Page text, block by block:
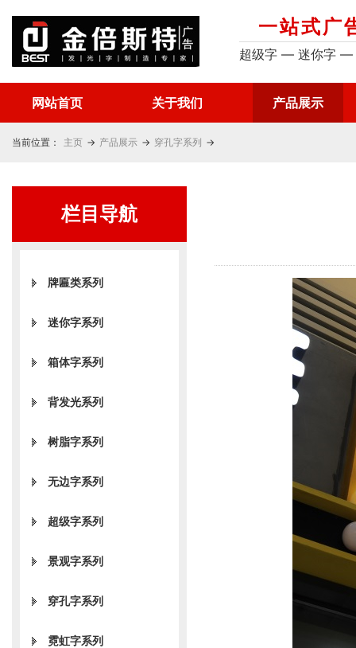
一站式广
超级字 — 迷你字
网站首页 关于我们 产品展示
当前位置： 主页 → 产品展示 → 穿孔字系列 →
栏目导航
牌匾类系列
迷你字系列
箱体字系列
背发光系列
树脂字系列
无边字系列
超级字系列
景观字系列
穿孔字系列
霓虹字系列